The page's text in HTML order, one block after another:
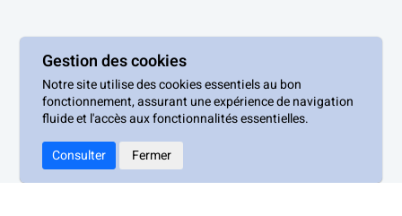
Gestion des cookies
Notre site utilise des cookies essentiels au bon
fonctionnement, assurant une expérience de navigation
fluide et l'accès aux fonctionnalités essentielles.
Consulter
Fermer
Appels à Contributions du CNES
Politique de confidentialité